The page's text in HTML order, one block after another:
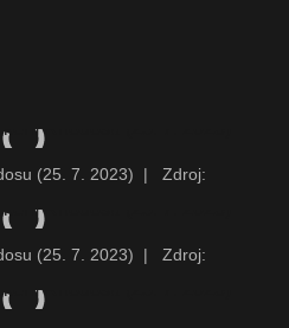
(25. 7. 2023) |
Zdroj:
(25. 7. 2023) |
Zdroj: